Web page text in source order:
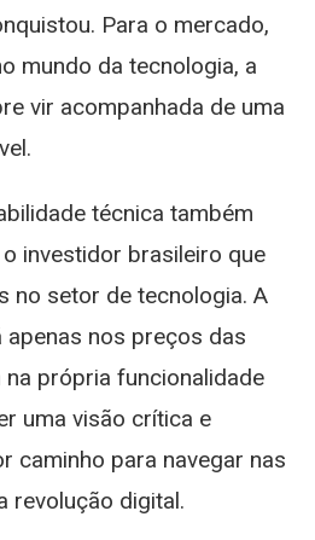
Para o mercado,
mundo da tecnologia, a
vir acompanhada de uma
técnica também
investidor brasileiro que
no setor de tecnologia. A
apenas nos preços das
própria funcionalidade
uma visão crítica e
caminho para navegar nas
revolução digital.